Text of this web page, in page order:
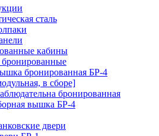
сталь
кабины
бронированная БР-4
в сборе]
бронированная
вышка БР-4
двери